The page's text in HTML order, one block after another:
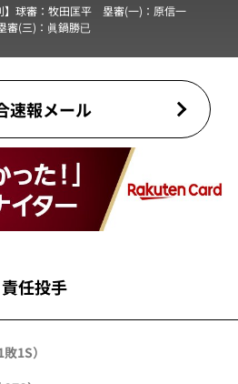
球審： 牧田匡平 塁審(一)： 原信一
審(三)： 眞鍋勝已
速報メール
責任投手
敗1S）